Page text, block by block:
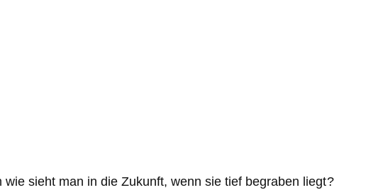
sieht man in die Zukunft, wenn sie tief begraben liegt?